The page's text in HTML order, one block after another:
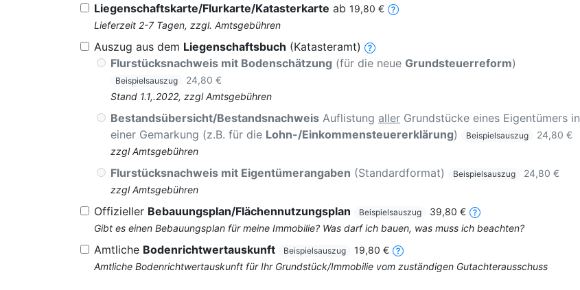
Liegenschaftskarte/Flurkarte/Katasterkarte ab 19,80 €
Lieferzeit 2-7 Tagen, zzgl. Amtsgebühren
Auszug aus dem Liegenschaftsbuch (Katasteramt)
Flurstücksnachweis mit Bodenschätzung (für die neue Grundsteuerreform)
Beispielsauszug
24,80 €
Stand 1.1,.2022, zzgl Amtsgebühren
Bestandsübersicht/Bestandsnachweis Auflistung aller Grundstücke eines Eigentümers in
einer Gemarkung (z.B. für die Lohn-/Einkommensteuererklärung) Beispielsauszug
24,80 €
zzgl Amtsgebühren
Flurstücksnachweis mit Eigentümerangaben (Standardformat) Beispielsauszug
24,80 €
zzgl Amtsgebühren
Offizieller Bebauungsplan/Flächennutzungsplan Beispielsauszug
39,80 €
Gibt es einen Bebauungsplan für meine Immobilie? Was darf ich bauen, was muss ich beachten?
Amtliche Bodenrichtwertauskunft Beispielsauszug
19,80 €
Amtliche Bodenrichtwertauskunft für Ihr Grundstück/Immobilie vom zuständigen Gutachterausschuss